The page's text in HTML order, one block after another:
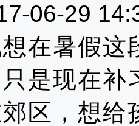
06-29
在暑假这
是现在补
区，想给